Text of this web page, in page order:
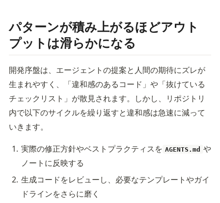
パターンが積み上がるほどアウト
プットは滑らかになる
開発序盤は、エージェントの提案と人間の期待にズレが
生まれやすく、「違和感のあるコード」や「抜けている
チェックリスト」が散見されます。しかし、リポジトリ
内で以下のサイクルを繰り返すと違和感は急速に減って
いきます。
実際の修正方針やベストプラクティスを AGENTS.md や
ノートに反映する
生成コードをレビューし、必要なテンプレートやガイ
ドラインをさらに磨く